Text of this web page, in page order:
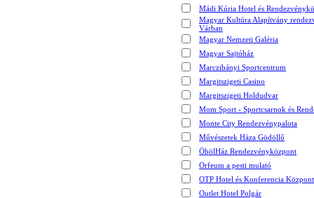
Mádi Kúria Hotel és
Magyar Kultúra Alapítvány
Várban
Magyar Nemzeti Galéria
Magyar Sajtóház
Marczibányi Sportcentrum
Margitszigeti Casino
Margitszigeti Holdudvar
Mom Sport - Sportcsarnok és
Monte City Rendezvénypalota
Művészetek Háza Gödöllő
ÖbölHáz Rendezvényközpont
Orfeum a pesti mulató
OTP Hotel és Konferencia Központ
Outlet Hotel Polgár